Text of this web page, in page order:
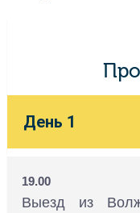
День 1
19.00
Выезд из